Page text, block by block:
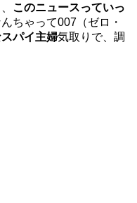
このニュースっていっ
ちゃって007（ゼロ・
パイ主婦気取りで、調